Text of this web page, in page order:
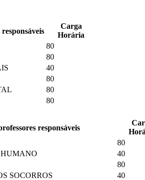
Carga
Horária
80
80
40
80
80
80
responsáveis
80
40
80
SOCORROS
40